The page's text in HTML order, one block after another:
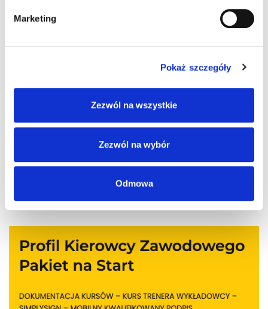
Marketing
Pokaż szczegóły
Zezwól na wszystkie
Zezwól na wybór
Odmowa
content/uploads/2022/01/index.html
Pingback:Study Medicine in Nigeria
Możliwość komentowania została wyłączona.